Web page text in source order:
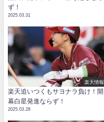
ず！
2025.03.31
楽天情報
楽天追いつくもサヨナラ負け！開
幕白星発進ならず！
2025.03.28